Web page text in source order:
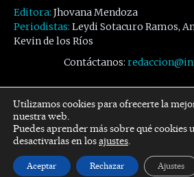
Editora: Jhovana Mendoza
Periodistas: Leydi Sotacuro Ramos,
Kevin de los Ríos
Contáctanos:
Síguenos
Facebook Twitter
Utilizamos cookies para ofrecerte la
nuestra web.
Puedes aprender más sobre qué cookies
desactivarlas en losajustes.
Aceptar Rechazar Ajustes